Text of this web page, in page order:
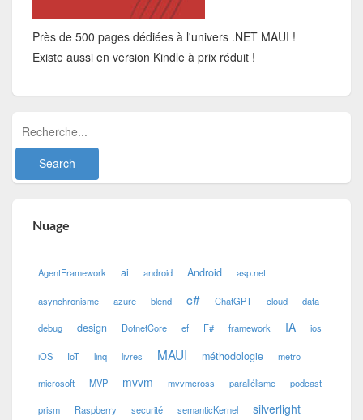
Près de 500 pages dédiées à l'univers .NET MAUI !
Existe aussi en version Kindle à prix réduit !
Nuage
AgentFramework ai android Android asp.net
asynchronisme azure blend c# ChatGPT cloud data
debug design DotnetCore ef F# framework IA ios
iOS IoT linq livres MAUI méthodologie metro
microsoft MVP mvvm mvvmcross parallélisme podcast
prism Raspberry securité semanticKernel silverlight